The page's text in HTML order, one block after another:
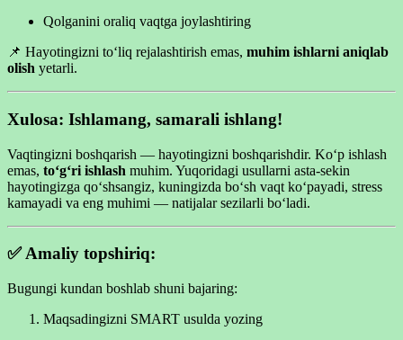
Qolganini oraliq vaqtga joylashtiring
📌 Hayotingizni to‘liq rejalashtirish emas, muhim ishlarni aniqlab
olish yetarli.
Xulosa: Ishlamang, samarali ishlang!
Vaqtingizni boshqarish — hayotingizni boshqarishdir. Ko‘p ishlash
emas, to‘g‘ri ishlash muhim. Yuqoridagi usullarni asta-sekin
hayotingizga qo‘shsangiz, kuningizda bo‘sh vaqt ko‘payadi, stress
kamayadi va eng muhimi — natijalar sezilarli bo‘ladi.
✅ Amaliy topshiriq:
Bugungi kundan boshlab shuni bajaring:
Maqsadingizni SMART usulda yozing